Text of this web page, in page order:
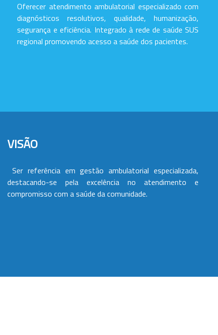
Oferecer atendimento ambulatorial especializado com
diagnósticos resolutivos, qualidade, humanização,
segurança e eficiência. Integrado à rede de saúde SUS
regional promovendo acesso a saúde dos pacientes.
VISÃO
Ser referência em gestão ambulatorial especializada,
destacando-se pela excelência no atendimento e
compromisso com a saúde da comunidade.